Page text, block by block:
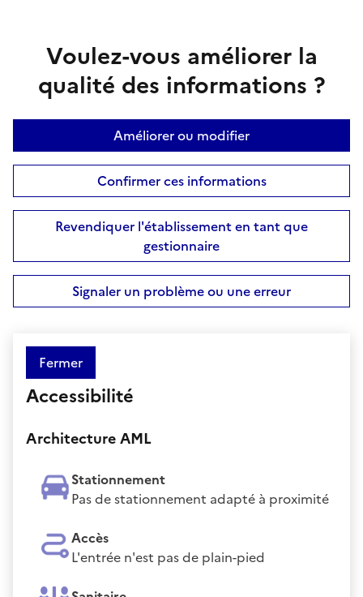
Voulez-vous améliorer la
qualité des informations ?
Améliorer ou modifier
Confirmer ces informations
Revendiquer l'établissement en tant que
gestionnaire
Signaler un problème ou une erreur
Fermer
Accessibilité
Architecture AML
Stationnement
Pas de stationnement adapté à proximité
Accès
L'entrée n'est pas de plain-pied